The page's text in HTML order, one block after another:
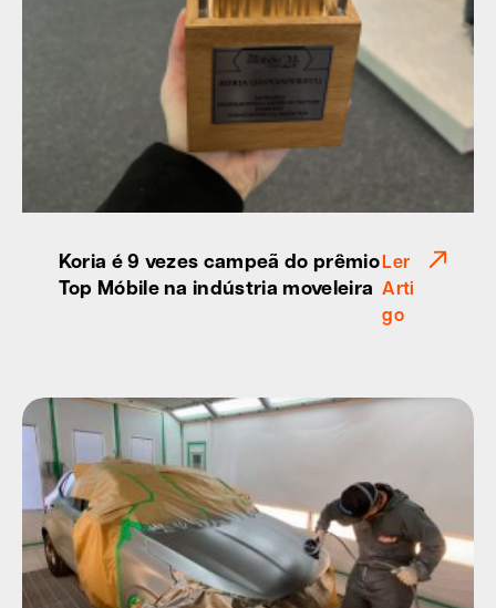
Koria é 9 vezes campeã do prêmio
Top Móbile na indústria moveleira
Ler
Arti
go